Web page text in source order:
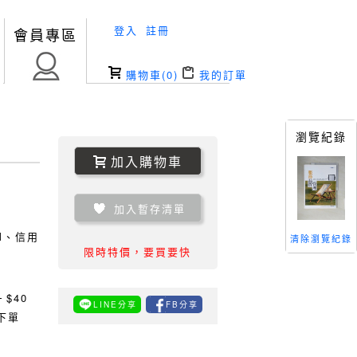
會員專區 登入 註冊
購物車(0) 我的訂單
信用
$40
單
加入購物車
加入暫存清單
限時特價，要買要快
LINE分享 FB分享
瀏覽紀錄
清除瀏覽紀錄